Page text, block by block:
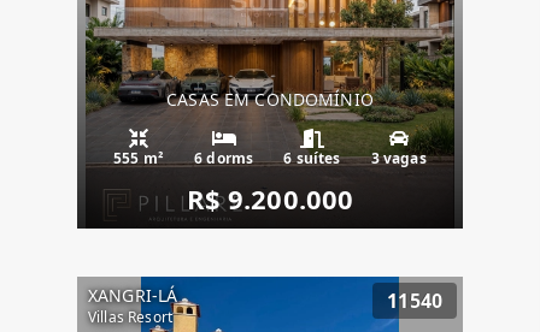
CASAS EM CONDOMÍNIO
555 m² 6 dorms 6 suítes 3 vagas
R$ 9.200.000
XANGRI-LÁ
Villas Resort
11540